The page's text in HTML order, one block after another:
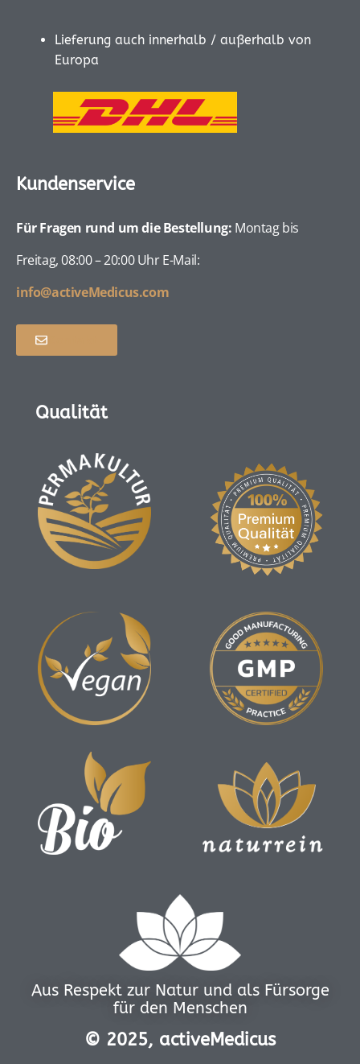
Lieferung auch innerhalb / außerhalb von
Europa
Kundenservice
Für Fragen rund um die Bestellung: Montag bis
Freitag, 08:00 – 20:00 Uhr E-Mail:
info@activeMedicus.com
Qualität
Aus Respekt zur Natur und als Fürsorge
für den Menschen
© 2025, activeMedicus